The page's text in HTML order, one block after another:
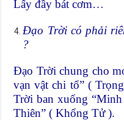
Lấy đầy bát cơm…
Đạo Trời có phải
?
Đạo Trời chung cho
vạn vật chi tổ” (
Trời ban xuống
Thiên” ( Khổng Tử ).